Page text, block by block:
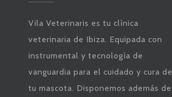
Vila Veterinaris es tu clínica
veterinaria de Ibiza. Equipada con
instrumental y tecnología de
vanguardia para el cuidado y cura de
tu mascota. Disponemos además de